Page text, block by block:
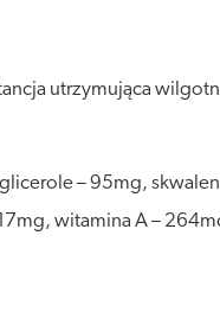
utrzymująca
– 95mg,
witamina A –